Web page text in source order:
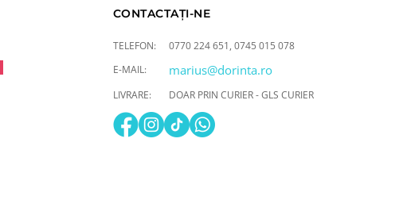
CONTACTAȚI-NE
TELEFON: 0770 224 651, 0745 015 078
E-MAIL:
marius@dorinta.ro
LIVRARE: DOAR PRIN CURIER - GLS CURIER